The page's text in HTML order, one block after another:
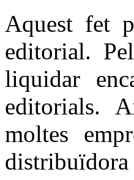
Aquest fet
editorial.
liquidar
editorials.
moltes